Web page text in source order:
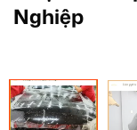
Nghiệp